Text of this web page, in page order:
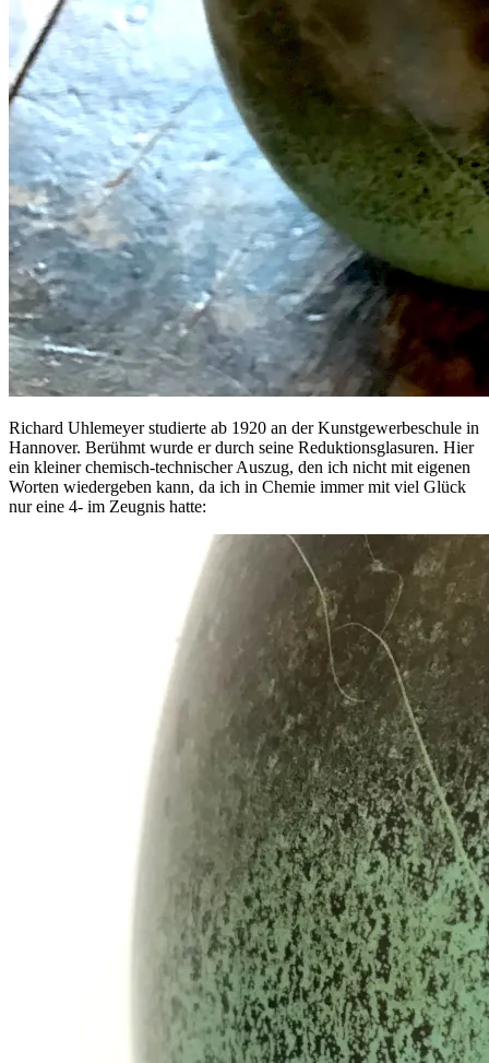
Richard Uhlemeyer studierte ab 1920 an der Kunstgewerbeschule in
Hannover. Berühmt wurde er durch seine Reduktionsglasuren. Hier
ein kleiner chemisch-technischer Auszug, den ich nicht mit eigenen
Worten wiedergeben kann, da ich in Chemie immer mit viel Glück
nur eine 4- im Zeugnis hatte: